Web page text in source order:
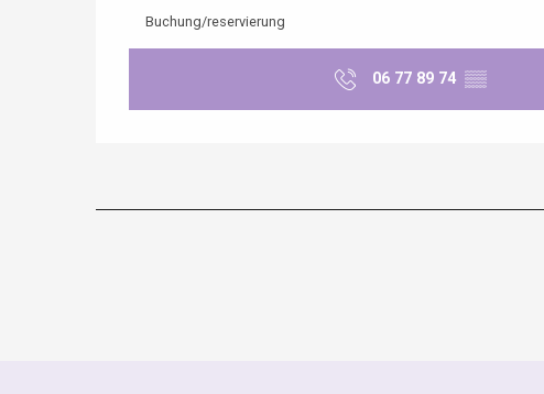
Buchung/reservierung
06 77 89 74 ▒▒